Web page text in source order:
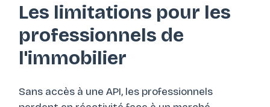
Les limitations pour les
professionnels de
l'immobilier
Sans accès à une API, les professionnels